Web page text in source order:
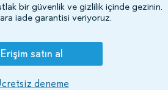
bir güvenlik ve gizlilik içinde gezinin.
iade garantisi veriyoruz.
Erişim satın al
deneme